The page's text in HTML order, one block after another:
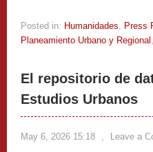
Posted in: Humanidades, Press
Planeamiento Urbano y Regional ,
El repositorio de
Estudios Urbanos
May 6, 2026 15:18 , Leave a